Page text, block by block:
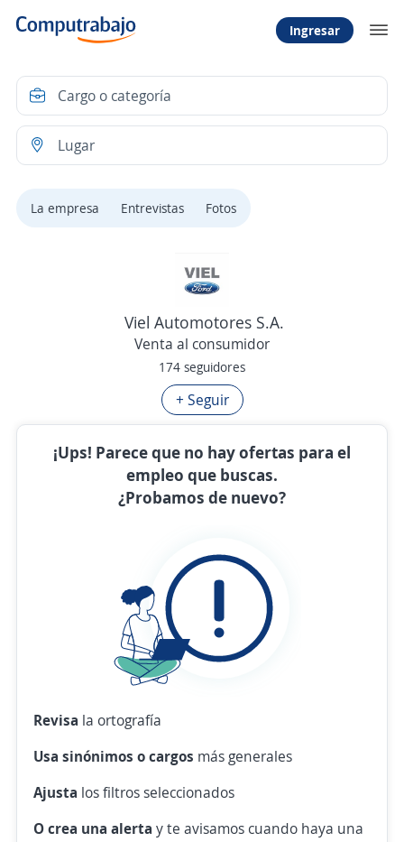
Ingresar
La empresa Entrevistas Fotos
Viel Automotores S.A.
Venta al consumidor
174 seguidores
+ Seguir
¡Ups! Parece que no hay ofertas para el
empleo que buscas.
¿Probamos de nuevo?
Revisa la ortografía
Usa sinónimos o cargos más generales
Ajusta los filtros seleccionados
O crea una alerta y te avisamos cuando haya una